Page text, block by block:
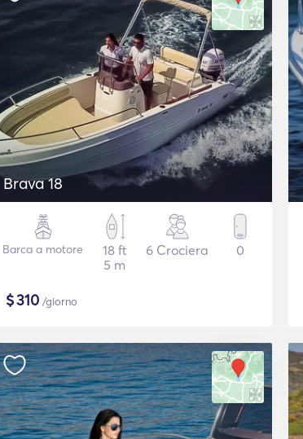
Brava 18
Barca a motore
18 ft
5 m
6 Crociera 0
$310 /giorno